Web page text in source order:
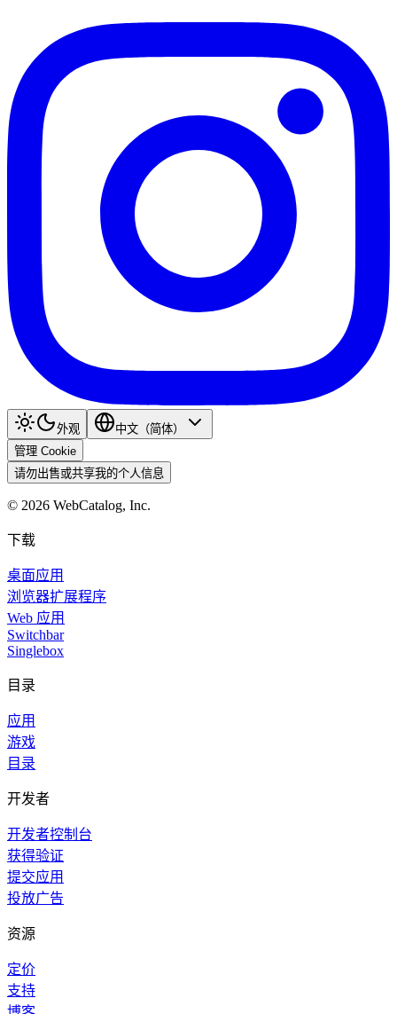
外观
中文（简体）
管理 Cookie
请勿出售或共享我的个人信息
© 2026 WebCatalog, Inc.
下载
桌面应用
浏览器扩展程序
Web 应用
Switchbar
Singlebox
目录
应用
游戏
目录
开发者
开发者控制台
获得验证
提交应用
投放广告
资源
定价
支持